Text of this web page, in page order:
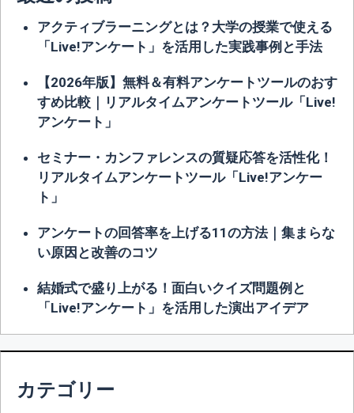
アクティブラーニングとは？大学の授業で使える
「Live!アンケート」を活用した実践事例と手法
【2026年版】無料＆有料アンケートツールのおす
すめ比較｜リアルタイムアンケートツール「Live!
アンケート」
セミナー・カンファレンスの質疑応答を活性化！
リアルタイムアンケートツール「Live!アンケー
ト」
アンケートの回答率を上げる11の方法｜集まらな
い原因と改善のコツ
結婚式で盛り上がる！面白いクイズ問題例と
「Live!アンケート」を活用した演出アイデア
カテゴリー